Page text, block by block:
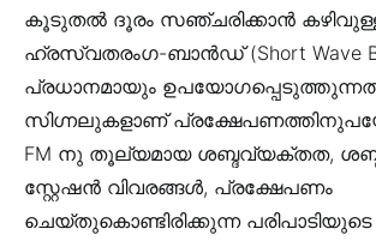
കൂടുതൽ ദൂരം സഞ്ചരിക്കാൻ
ഹ്രസ്വതരംഗ-ബാൻഡ് (Short Wave
പ്രധാനമായും ഉപയോഗപ്പെടുത്തുന്നത്.
സിഗ്നലുകളാണ്
FM നു തൂല്യമായ ശബ്ദവ്യക്തത,
സ്റ്റേഷൻ വിവരങ്ങൾ, പ്രക്ഷേപണം
ചെയ്തുകൊണ്ടിരിക്കുന്ന പരിപാടിയുടെ